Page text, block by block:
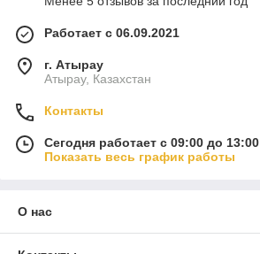
Работает с 06.09.2021
г. Атырау
Атырау, Казахстан
Контакты
Сегодня работает с 09:00 до 13:00
Показать весь график работы
О нас